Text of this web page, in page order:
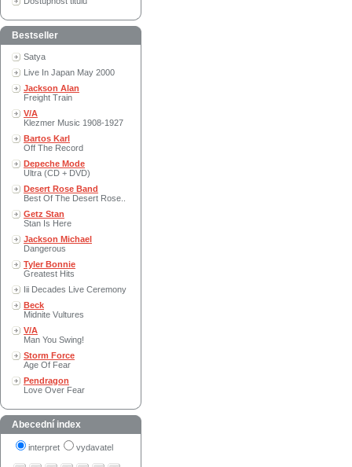
Bestseller
Satya
Live In Japan May 2000
Jackson Alan
Freight Train
V/A
Klezmer Music 1908-1927
Bartos Karl
Off The Record
Depeche Mode
Ultra (CD + DVD)
Desert Rose Band
Best Of The Desert Rose..
Getz Stan
Stan Is Here
Jackson Michael
Dangerous
Tyler Bonnie
Greatest Hits
Iii Decades Live Ceremony
Beck
Midnite Vultures
V/A
Man You Swing!
Storm Force
Age Of Fear
Pendragon
Love Over Fear
Abecední index
interpret vydavatel